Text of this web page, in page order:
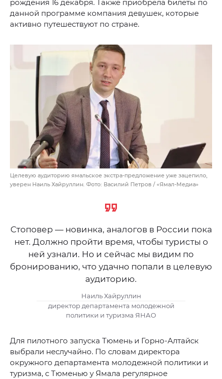
рождения 16 декабря. Также приобрела билеты по
данной программе компания девушек, которые
активно путешествуют по стране.
Целевую аудиторию ямальское экстра-предложение уже зацепило,
уверен Наиль Хайруллин. Фото: Василий Петров / «Ямал-Медиа»
Стоповер — новинка, аналогов в России пока
нет. Должно пройти время, чтобы туристы о
ней узнали. Но и сейчас мы видим по
бронированию, что удачно попали в целевую
аудиторию.
Наиль Хайруллин
директор департамента молодежной
политики и туризма ЯНАО
Для пилотного запуска Тюмень и Горно-Алтайск
выбрали неслучайно. По словам директора
окружного департамента молодежной политики и
туризма, с Тюменью у Ямала регулярное